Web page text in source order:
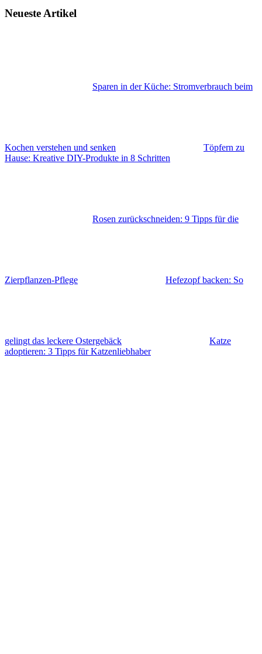
Neueste Artikel
Sparen in der Küche: Stromverbrauch beim
Kochen verstehen und senken
Töpfern zu
Hause: Kreative DIY-Produkte in 8 Schritten
Rosen zurückschneiden: 9 Tipps für die
Zierpflanzen-Pflege Hefezopf backen: So
gelingt das leckere Ostergebäck
Katze
adoptieren: 3 Tipps für Katzenliebhaber